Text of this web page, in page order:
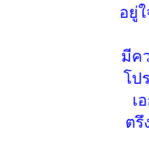
อยู่
มีค
โป
เ
ตรึ